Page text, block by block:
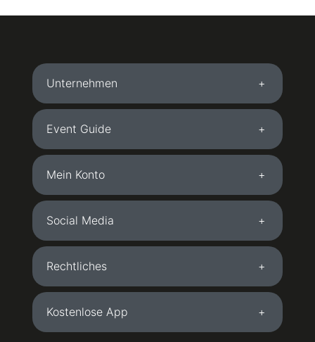
Unternehmen
Event Guide
Mein Konto
Social Media
Rechtliches
Kostenlose App